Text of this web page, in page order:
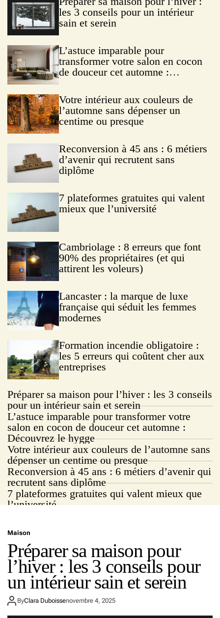
les 3 conseils pour un intérieur
sain et serein
L’astuce imparable pour
transformer votre salon en cocon
de douceur cet automne :
Découvrez le hygge
Votre intérieur aux couleurs de
l’automne sans dépenser un
centime ou presque
Reconversion à 45 ans : 6 métiers
d’avenir qui recrutent sans
diplôme
7 plateformes gratuites qui valent
mieux que l’université
Cambriolage : 8 erreurs que font
90% des propriétaires (et qui
attirent les voleurs)
Lancaster : la marque de luxe
française qui séduit les femmes
modernes
Formation incendie obligatoire :
les 5 erreurs qui coûtent cher aux
entreprises
Préparer sa maison pour l’hiver : les 3 conseils
pour un intérieur sain et serein
L’astuce imparable pour transformer votre
salon en cocon de douceur cet automne :
Découvrez le hygge
Votre intérieur aux couleurs de l’automne sans
dépenser un centime ou presque
Reconversion à 45 ans : 6 métiers d’avenir qui
recrutent sans diplôme
7 plateformes gratuites qui valent mieux que
l’université
Maison
Préparer sa maison pour
l’hiver : les 3 conseils pour
un intérieur sain et serein
ByClara Duboissenovembre 4, 2025